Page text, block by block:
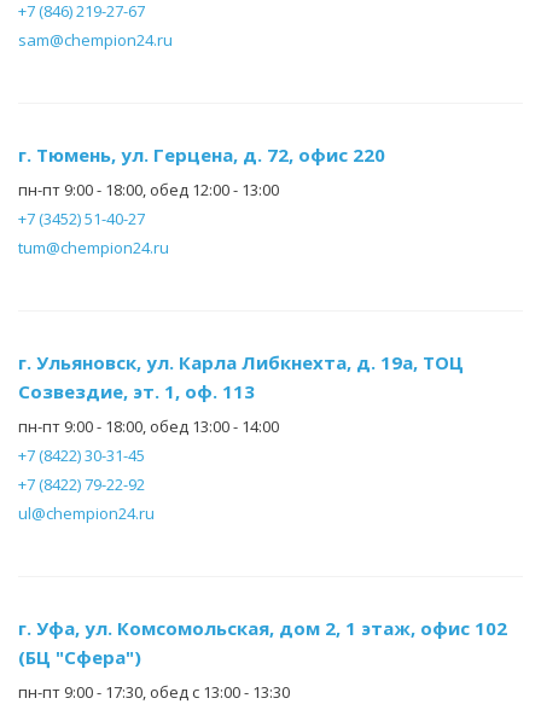
+7 (846) 219-27-67
sam@chempion24.ru
г. Тюмень, ул. Герцена, д. 72, офис 220
пн-пт 9:00 - 18:00, обед 12:00 - 13:00
+7 (3452) 51-40-27
tum@chempion24.ru
г. Ульяновск, ул. Карла Либкнехта, д. 19а, ТОЦ
Созвездие, эт. 1, оф. 113
пн-пт 9:00 - 18:00, обед 13:00 - 14:00
+7 (8422) 30-31-45
+7 (8422) 79-22-92
ul@chempion24.ru
г. Уфа, ул. Комсомольская, дом 2, 1 этаж, офис 102
(БЦ "Сфера")
пн-пт 9:00 - 17:30, обед с 13:00 - 13:30